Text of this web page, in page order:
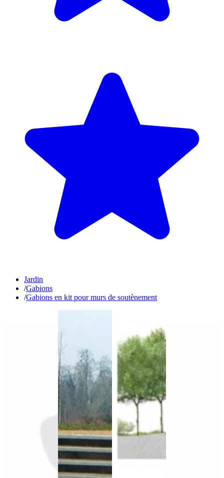
Jardin
/Gabions
/Gabions en kit pour murs de soutènement